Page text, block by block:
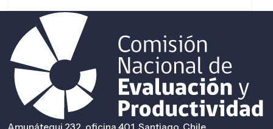
Amunátegui 232, oficina 401, Santiago, Chile.